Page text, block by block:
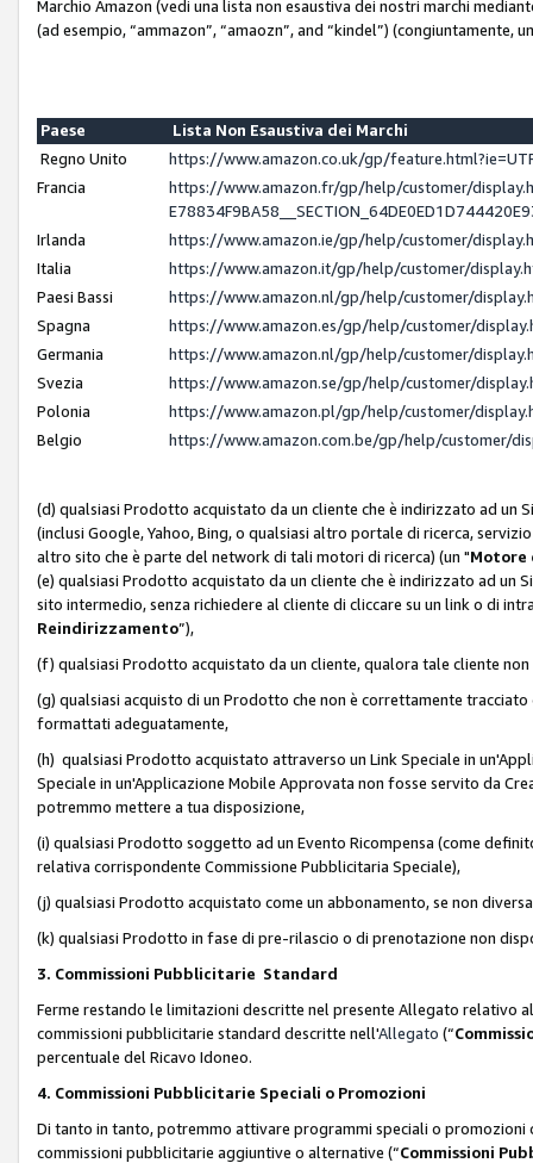
Marchio Amazon (vedi una lista non esaustiva dei nostri marchi
(ad esempio, “ammazon”, “amaozn”, and “kindel”) (congiuntamente,
Paese
Lista Non Esaustiva dei Marchi
Regno Unito
https://www.amazon.co.uk/gp/
Francia
https://www.amazon.fr/gp/help/customer/
Irlanda
https://www.amazon.ie/gp/help/customer/
Italia
https://www.amazon.it/gp/help/customer/
Paesi Bassi
https://www.amazon.nl/gp/help/customer/
Spagna
https://www.amazon.es/gp/help/customer/
Germania
https://www.amazon.nl/gp/help/customer/
Svezia
https://www.amazon.se/gp/help/customer/
Polonia
https://www.amazon.pl/gp/help/customer/
Belgio
https://www.amazon.com.be/gp/help/customer/
(d) qualsiasi Prodotto acquistato da un cliente che è indirizzato ad un
(inclusi Google, Yahoo, Bing, o qualsiasi altro portale di ricerca,
altro sito che è parte del network di tali motori di ricerca) (un "Motore
(e) qualsiasi Prodotto acquistato da un cliente che è indirizzato ad un
sito intermedio, senza richiedere al cliente di cliccare su un link o di
Reindirizzamento”),
(f) qualsiasi Prodotto acquistato da un cliente, qualora tale cliente
(g) qualsiasi acquisto di un Prodotto che non è correttamente
formattati adeguatamente,
(h) qualsiasi Prodotto acquistato attraverso un Link Speciale in
Speciale in un'Applicazione Mobile Approvata non fosse servito da
potremmo mettere a tua disposizione,
(i) qualsiasi Prodotto soggetto ad un Evento Ricompensa (come
relativa corrispondente Commissione Pubblicitaria Speciale),
(j) qualsiasi Prodotto acquistato come un abbonamento, se non
(k) qualsiasi Prodotto in fase di pre-rilascio o di prenotazione non
3. Commissioni Pubblicitarie Standard
Ferme restando le limitazioni descritte nel presente Allegato relativo
commissioni pubblicitarie standard descritte nell'Allegato (“
percentuale del Ricavo Idoneo.
4. Commissioni Pubblicitarie Speciali o Promozioni
Di tanto in tanto, potremmo attivare programmi speciali o
commissioni pubblicitarie aggiuntive o alternative (“Commissioni